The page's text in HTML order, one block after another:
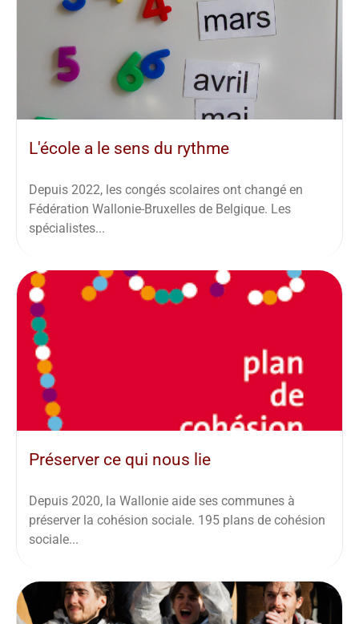
L'école a le sens du rythme
Depuis 2022, les congés scolaires ont changé en
Fédération Wallonie-Bruxelles de Belgique. Les
spécialistes...
Préserver ce qui nous lie
Depuis 2020, la Wallonie aide ses communes à
préserver la cohésion sociale. 195 plans de cohésion
sociale...